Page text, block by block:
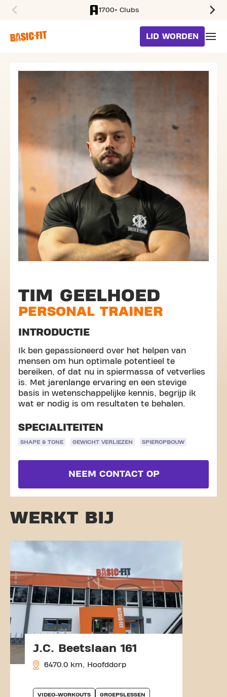
1700+ Clubs
LID WORDEN
TIM GEELHOED
PERSONAL TRAINER
INTRODUCTIE
Ik ben gepassioneerd over het helpen van
mensen om hun optimale potentieel te
bereiken, of dat nu in spiermassa of vetverlies
is. Met jarenlange ervaring en een stevige
basis in wetenschappelijke kennis, begrijp ik
wat er nodig is om resultaten te behalen.
SPECIALITEITEN
SHAPE & TONE GEWICHT VERLIEZEN SPIEROPBOUW
NEEM CONTACT OP
WERKT BIJ
J.C. Beetslaan 161
6470.0 km, Hoofddorp
VIDEO-WORKOUTS GROEPSLESSEN